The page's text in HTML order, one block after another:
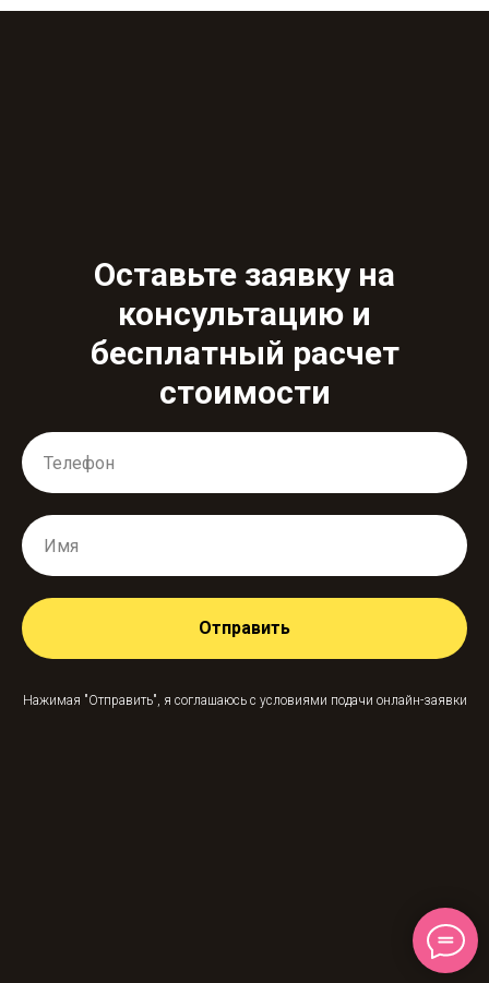
Оставьте заявку на
консультацию и
бесплатный расчет
стоимости
Отправить
Нажимая "Отправить", я соглашаюсь с условиями подачи онлайн-заявки